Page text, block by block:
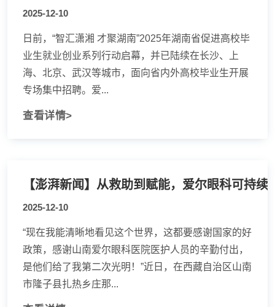
2025-12-10
日前，“智汇潇湘 才聚湖南”2025年湖南省促进高校毕
业生就业创业系列行动启幕，并已陆续在长沙、上
海、北京、武汉等城市，面向省内外高校毕业生开展
专场集中招聘。爱...
查看详情>
2025-12-10
“现在我能清晰地看见这个世界，这都要感谢国家的好
政策，感谢山南爱尔眼科医院医护人员的辛勤付出，
是他们给了我第二次光明！”近日，在西藏自治区山南
市隆子县扎热乡庄那...